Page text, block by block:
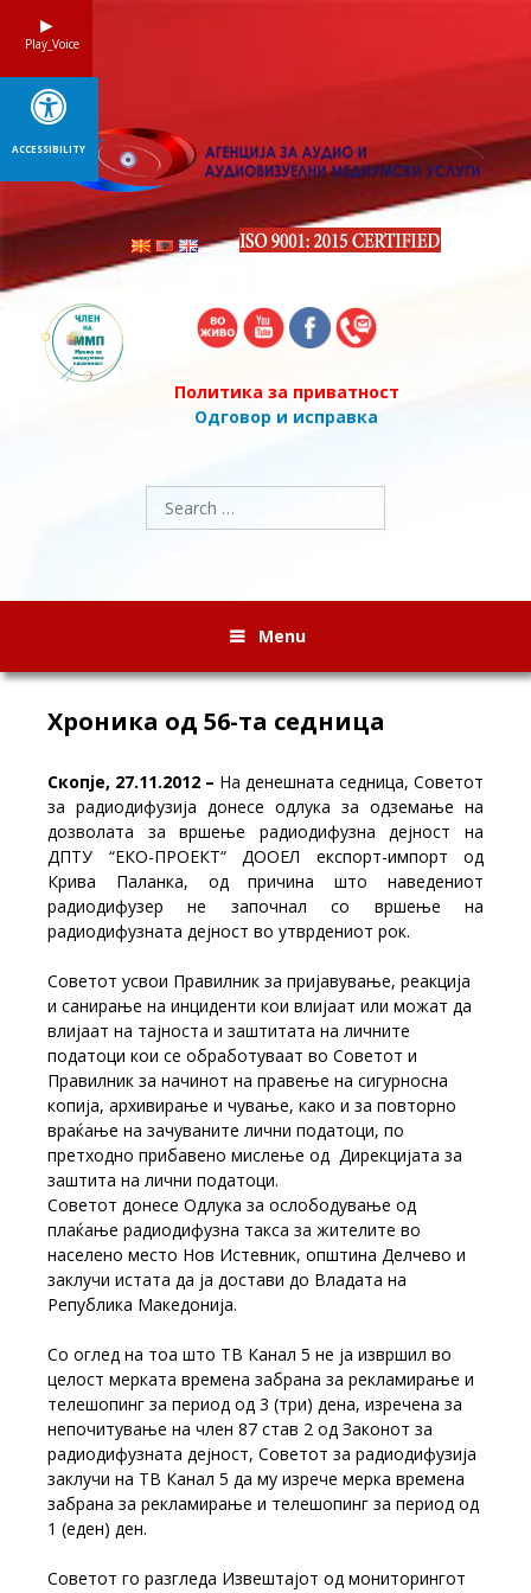
Политика за приватност
Одговор и исправка
Search
for:
Menu
Хроника од 56-та седница
Скопје, 27.11.2012 – На денешната седница, Советот
за радиодифузија донесе одлука за одземање на
дозволата за вршење радиодифузна дејност на
ДПТУ “ЕКО-ПРОЕКТ“ ДООЕЛ експорт-импорт од
Крива Паланка, од причина што наведениот
радиодифузер не започнал со вршење на
радиодифузната дејност во утврдениот рок.
Советот усвои Правилник за пријавување, реакција
и санирање на инциденти кои влијаат или можат да
влијаат на тајноста и заштитата на личните
податоци кои се обработуваат во Советот и
Правилник за начинот на правење на сигурносна
копија, архивирање и чување, како и за повторно
враќање на зачуваните лични податоци, по
претходно прибавено мислење од Дирекцијата за
заштита на лични податоци.
Советот донесе Одлука за ослободување од
плаќање радиодифузна такса за жителите во
населено место Нов Истевник, општина Делчево и
заклучи истата да ја достави до Владата на
Република Македонија.
Со оглед на тоа што ТВ Канал 5 не ја извршил во
целост мерката времена забрана за рекламирање и
телешопинг за период од 3 (три) дена, изречена за
непочитување на член 87 став 2 од Законот за
радиодифузната дејност, Советот за радиодифузија
заклучи на ТВ Канал 5 да му изрече мерка времена
забрана за рекламирање и телешопинг за период од
1 (еден) ден.
Советот го разгледа Извештајот од мониторингот
Play_Voice
ACCESSIBILITY